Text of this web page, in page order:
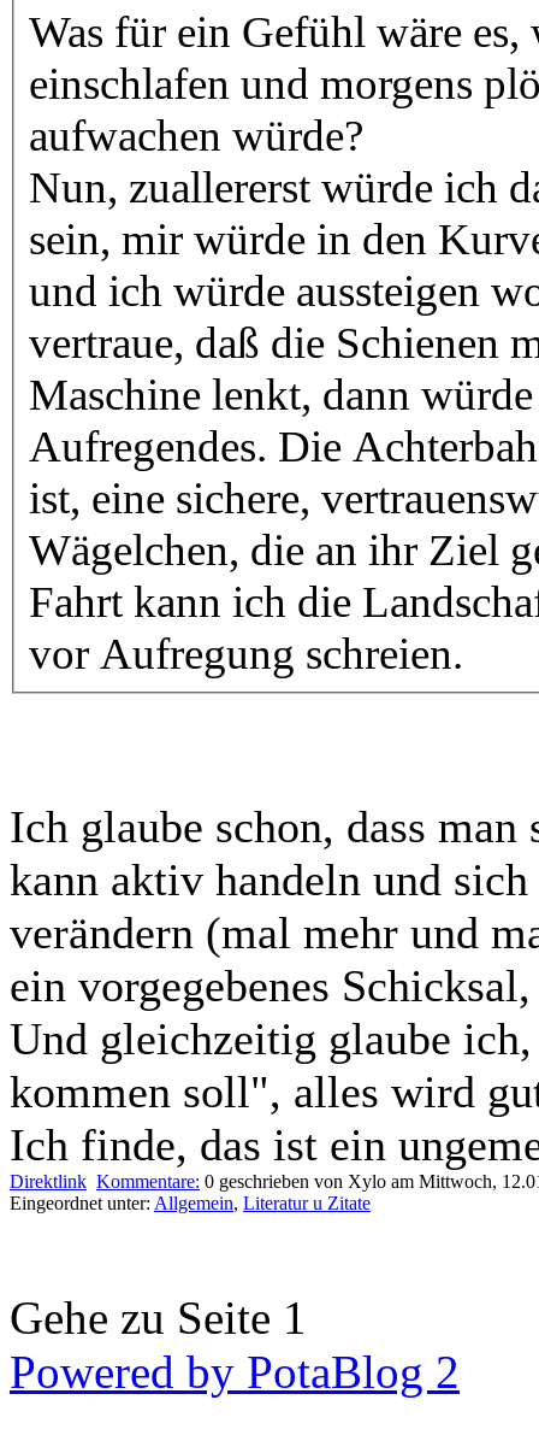
Was für ein Gefühl wäre
einschlafen und morgens
aufwachen würde?
Nun, zuallererst würde ich
sein, mir würde in den
und ich würde aussteigen
vertraue, daß die Schienen
Maschine lenkt, dann
Aufregendes. Die
ist, eine sichere,
Wägelchen, die an ihr Ziel
Fahrt kann ich die
vor Aufregung schreien.
Ich glaube schon, dass
kann aktiv handeln und
verändern (mal mehr und
ein vorgegebenes
Und gleichzeitig glaube
kommen soll", alles wird
Ich finde, das ist ein
Direktlink Kommentare: 0 geschrieben von Xylo am Mittwoch,
Eingeordnet unter: Allgemein, Literatur u Zitate
Gehe zu Seite 1
Powered by PotaBlog 2